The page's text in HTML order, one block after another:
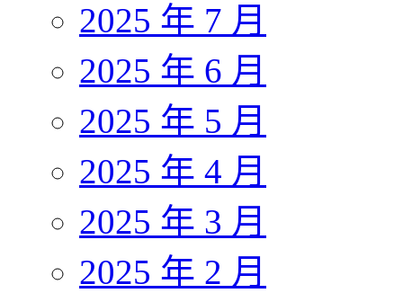
2025 年 7 月
2025 年 6 月
2025 年 5 月
2025 年 4 月
2025 年 3 月
2025 年 2 月